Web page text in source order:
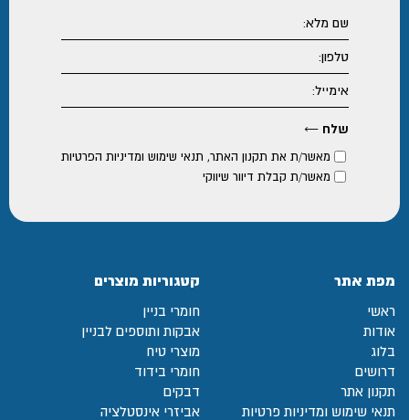
מאשר/ת את תקנון האתר, תנאי שימוש ומדיניות הפרטיות
מאשר/ת קבלת דיוור שיווקי
מפת אתר
ראשי
אודות
בלוג
דרושים
תקנון אתר
תנאי שימוש ומדיניות פרטיות
קטגוריות מוצרים
חומרי בניין
אבקות ותוספים לבניין
מוצרי טיח
חומרי בידוד
דבקים
אביזרי אינסטלציה